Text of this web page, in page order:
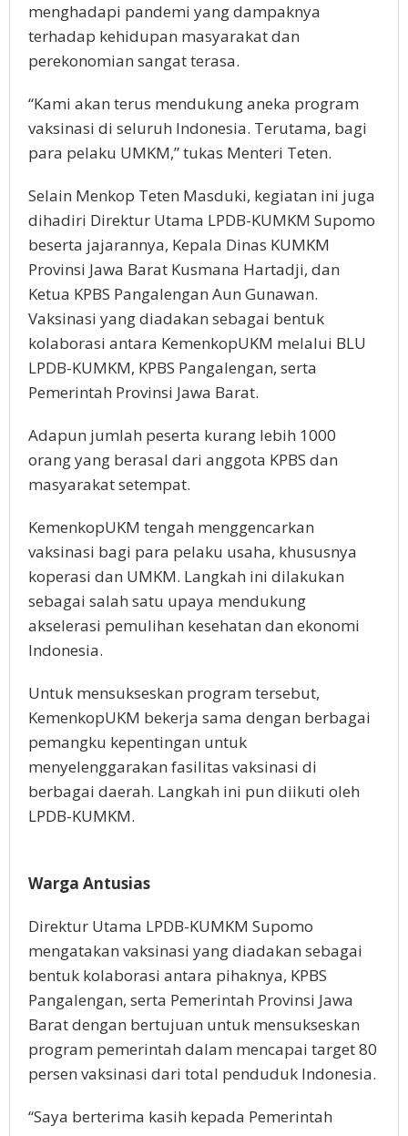
menghadapi pandemi yang dampaknya
terhadap kehidupan masyarakat dan
perekonomian sangat terasa.
“Kami akan terus mendukung aneka program
vaksinasi di seluruh Indonesia. Terutama, bagi
para pelaku UMKM,” tukas Menteri Teten.
Selain Menkop Teten Masduki, kegiatan ini juga
dihadiri Direktur Utama LPDB-KUMKM Supomo
beserta jajarannya, Kepala Dinas KUMKM
Provinsi Jawa Barat Kusmana Hartadji, dan
Ketua KPBS Pangalengan Aun Gunawan.
Vaksinasi yang diadakan sebagai bentuk
kolaborasi antara KemenkopUKM melalui BLU
LPDB-KUMKM, KPBS Pangalengan, serta
Pemerintah Provinsi Jawa Barat.
Adapun jumlah peserta kurang lebih 1000
orang yang berasal dari anggota KPBS dan
masyarakat setempat.
KemenkopUKM tengah menggencarkan
vaksinasi bagi para pelaku usaha, khususnya
koperasi dan UMKM. Langkah ini dilakukan
sebagai salah satu upaya mendukung
akselerasi pemulihan kesehatan dan ekonomi
Indonesia.
Untuk mensukseskan program tersebut,
KemenkopUKM bekerja sama dengan berbagai
pemangku kepentingan untuk
menyelenggarakan fasilitas vaksinasi di
berbagai daerah. Langkah ini pun diikuti oleh
LPDB-KUMKM.
Warga Antusias
Direktur Utama LPDB-KUMKM Supomo
mengatakan vaksinasi yang diadakan sebagai
bentuk kolaborasi antara pihaknya, KPBS
Pangalengan, serta Pemerintah Provinsi Jawa
Barat dengan bertujuan untuk mensukseskan
program pemerintah dalam mencapai target 80
persen vaksinasi dari total penduduk Indonesia.
“Saya berterima kasih kepada Pemerintah